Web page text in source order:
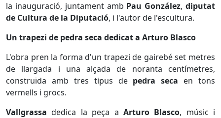
la inauguració, juntament amb Pau González,diputat
de Cultura de la Diputació, i l'autor de l'escultura.
Un trapezi de pedra seca dedicat a Arturo Blasco
L'obra pren la forma d'un trapezi de gairebé set metres
de llargada i una alçada de noranta centímetres,
construïda amb tres tipus de pedra seca en tons
vermells i grocs.
Vallgrassa dedica la peça a Arturo Blasco, músic i